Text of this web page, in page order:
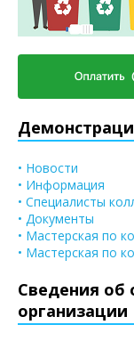
• Новости
• Информация
• Специалисты
• Документы
• Мастерская по
• Мастерская по
Сведения об
организации